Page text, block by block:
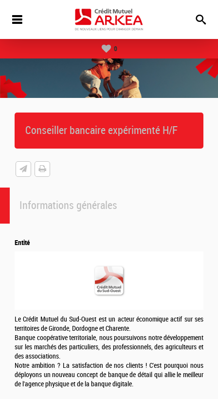
0
Conseiller bancaire expérimenté H/F
Informations générales
Entité
Le Crédit Mutuel du Sud-Ouest est un acteur économique actif sur ses
territoires de Gironde, Dordogne et Charente.
Banque coopérative territoriale, nous poursuivons notre développement
sur les marchés des particuliers, des professionnels, des agriculteurs et
des associations.
Notre ambition ? La satisfaction de nos clients ! C'est pourquoi nous
déployons un nouveau concept de banque de détail qui allie le meilleur
de l'agence physique et de la banque digitale.